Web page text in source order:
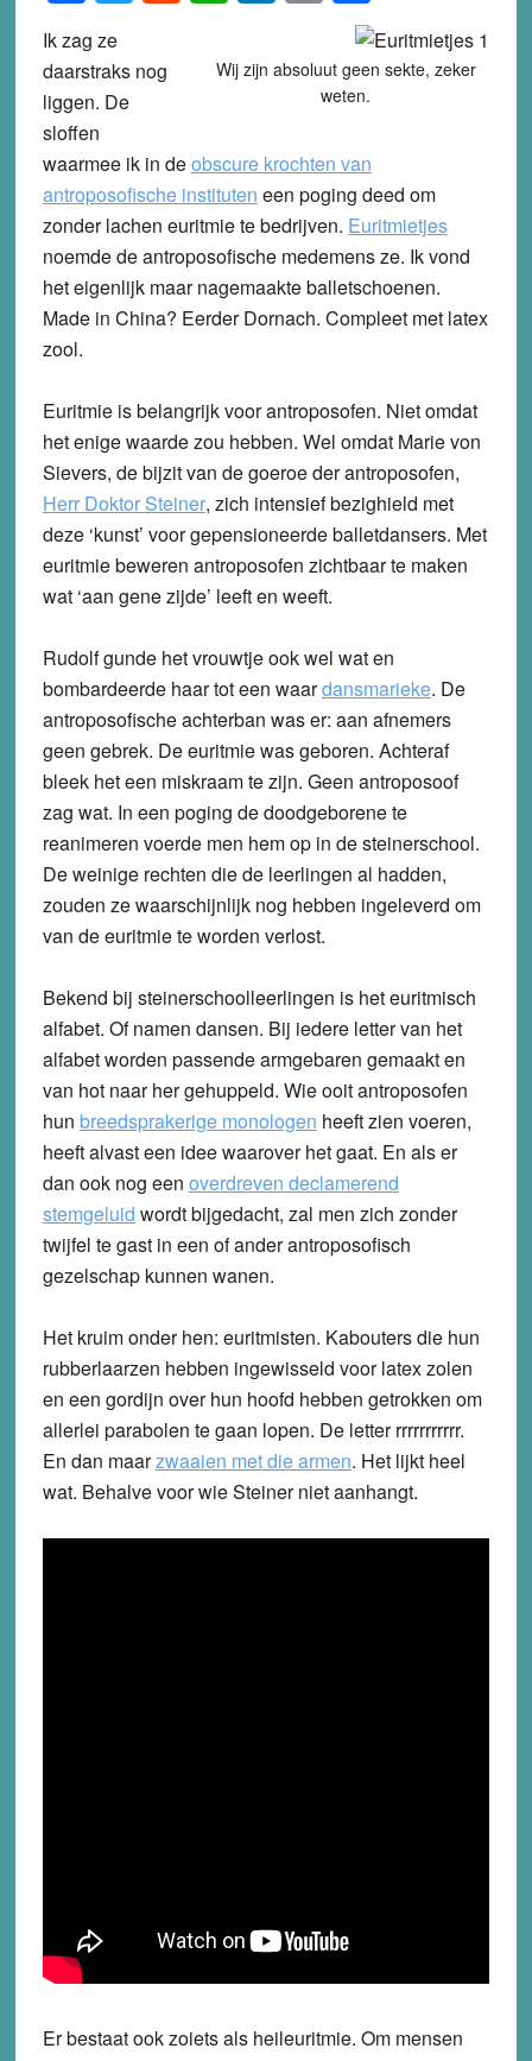
Wij zijn absoluut geen sekte, zeker
weten.
Ik zag ze
daarstraks nog
liggen. De
sloffen
waarmee ik in deobscure krochten van
antroposofische instituten een poging deed om
zonder lachen euritmie te bedrijven. Euritmietjes
noemde de antroposofische medemens ze. Ik vond
het eigenlijk maar nagemaakte balletschoenen.
Made in China? Eerder Dornach. Compleet met latex
zool.
Euritmie is belangrijk voor antroposofen. Niet omdat
het enige waarde zou hebben. Wel omdat Marie von
Sievers, de bijzit van de goeroe der antroposofen,
Herr Doktor Steiner, zich intensief bezighield met
deze ‘kunst’ voor gepensioneerde balletdansers. Met
euritmie beweren antroposofen zichtbaar te maken
wat ‘aan gene zijde’ leeft en weeft.
Rudolf gunde het vrouwtje ook wel wat en
bombardeerde haar tot een waardansmarieke. De
antroposofische achterban was er: aan afnemers
geen gebrek. De euritmie was geboren. Achteraf
bleek het een miskraam te zijn. Geen antroposoof
zag wat. In een poging de doodgeborene te
reanimeren voerde men hem op in de steinerschool.
De weinige rechten die de leerlingen al hadden,
zouden ze waarschijnlijk nog hebben ingeleverd om
van de euritmie te worden verlost.
Bekend bij steinerschoolleerlingen is het euritmisch
alfabet. Of namen dansen. Bij iedere letter van het
alfabet worden passende armgebaren gemaakt en
van hot naar her gehuppeld. Wie ooit antroposofen
hun breedsprakerige monologen heeft zien voeren,
heeft alvast een idee waarover het gaat. En als er
dan ook nog een overdreven declamerend
stemgeluid wordt bijgedacht, zal men zich zonder
twijfel te gast in een of ander antroposofisch
gezelschap kunnen wanen.
Het kruim onder hen: euritmisten. Kabouters die hun
rubberlaarzen hebben ingewisseld voor latex zolen
en een gordijn over hun hoofd hebben getrokken om
allerlei parabolen te gaan lopen. De letter rrrrrrrrrrr.
En dan maarzwaaien met die armen. Het lijkt heel
wat. Behalve voor wie Steiner niet aanhangt.
Er bestaat ook zoiets als heileuritmie. Om mensen